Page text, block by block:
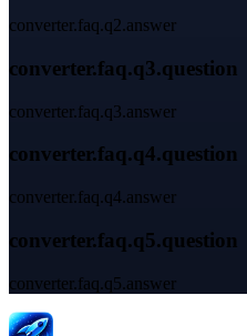
converter.faq.q2.answer
converter.faq.q3.question
converter.faq.q3.answer
converter.faq.q4.question
converter.faq.q4.answer
converter.faq.q5.question
converter.faq.q5.answer